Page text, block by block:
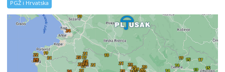
PGŽ i Hrvatska